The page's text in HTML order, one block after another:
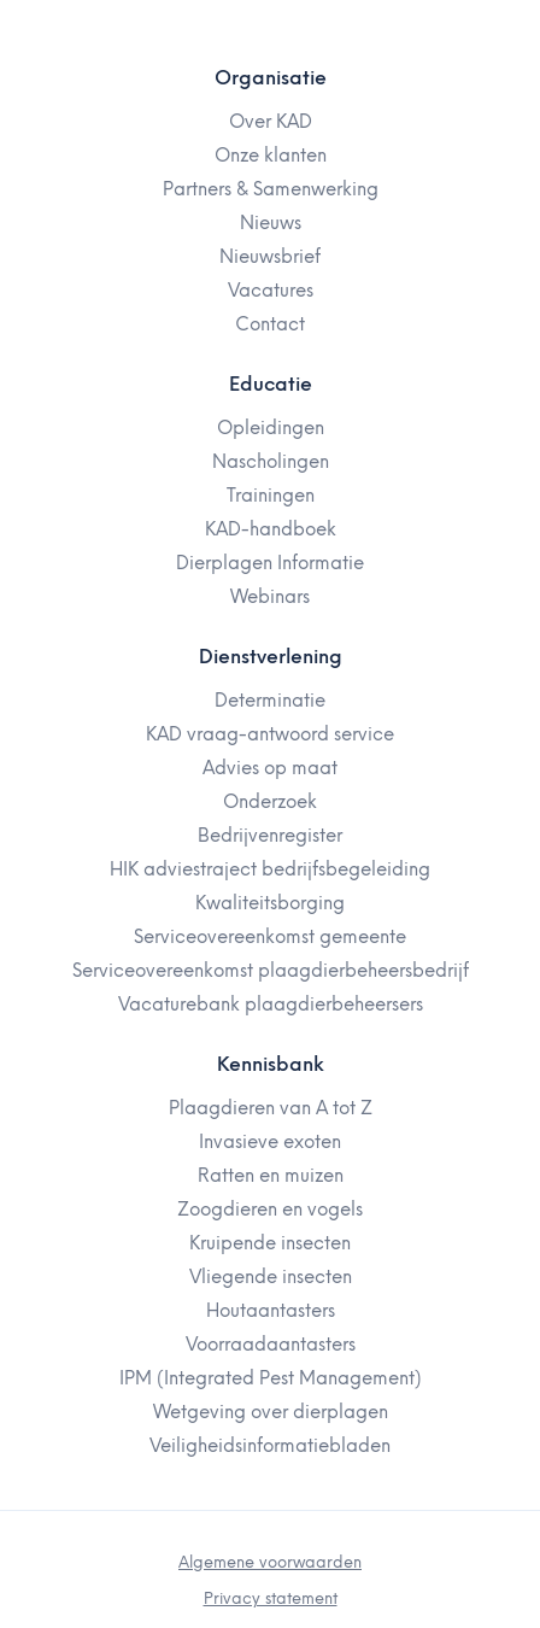
Organisatie
Over KAD
Onze klanten
Partners & Samenwerking
Nieuws
Nieuwsbrief
Vacatures
Contact
Educatie
Opleidingen
Nascholingen
Trainingen
KAD-handboek
Dierplagen Informatie
Webinars
Dienstverlening
Determinatie
KAD vraag-antwoord service
Advies op maat
Onderzoek
Bedrijvenregister
HIK adviestraject bedrijfsbegeleiding
Kwaliteitsborging
Serviceovereenkomst gemeente
Serviceovereenkomst plaagdierbeheersbedrijf
Vacaturebank plaagdierbeheersers
Kennisbank
Plaagdieren van A tot Z
Invasieve exoten
Ratten en muizen
Zoogdieren en vogels
Kruipende insecten
Vliegende insecten
Houtaantasters
Voorraadaantasters
IPM (Integrated Pest Management)
Wetgeving over dierplagen
Veiligheidsinformatiebladen
Algemene voorwaarden
Privacy statement